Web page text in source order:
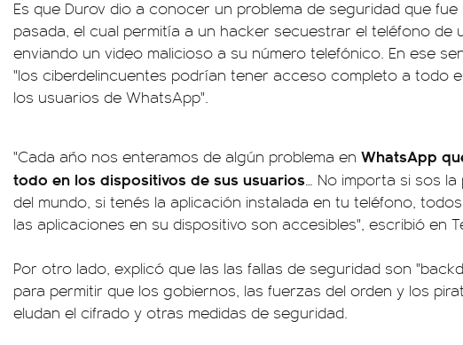
Es que Durov dio a conocer un problema de seguridad que fue
pasada, el cual permitía a un hacker secuestrar el teléfono de
enviando un video malicioso a su número telefónico. En ese
"los ciberdelincuentes podrían tener acceso completo a todo
los usuarios de WhatsApp".
"Cada año nos enteramos de algún problema en WhatsApp
todo en los dispositivos de sus usuarios… No importa si sos
del mundo, si tenés la aplicación instalada en tu teléfono,
las aplicaciones en su dispositivo son accesibles", escribió en
Por otro lado, explicó que las las fallas de seguridad son
para permitir que los gobiernos, las fuerzas del orden y los
eludan el cifrado y otras medidas de seguridad.